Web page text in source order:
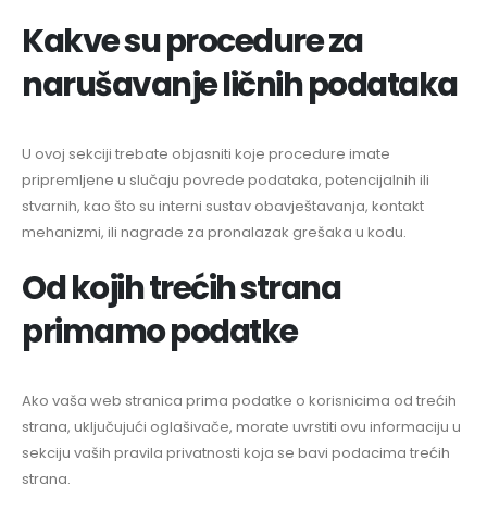
Kakve su procedure za
narušavanje ličnih podataka
U ovoj sekciji trebate objasniti koje procedure imate
pripremljene u slučaju povrede podataka, potencijalnih ili
stvarnih, kao što su interni sustav obavještavanja, kontakt
mehanizmi, ili nagrade za pronalazak grešaka u kodu.
Od kojih trećih strana
primamo podatke
Ako vaša web stranica prima podatke o korisnicima od trećih
strana, uključujući oglašivače, morate uvrstiti ovu informaciju u
sekciju vaših pravila privatnosti koja se bavi podacima trećih
strana.